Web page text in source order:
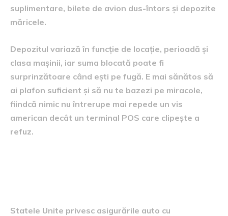
suplimentare, bilete de avion dus-întors și depozite
măricele.
Depozitul variază în funcție de locație, perioadă și
clasa mașinii, iar suma blocată poate fi
surprinzătoare când ești pe fugă. E mai sănătos să
ai plafon suficient și să nu te bazezi pe miracole,
fiindcă nimic nu întrerupe mai repede un vis
american decât un terminal POS care clipește a
refuz.
Statele Unite privesc asigurările auto cu